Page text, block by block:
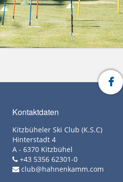
Kontaktdaten
Kitzbüheler Ski Club (K.S.C)
Hinterstadt 4
A - 6370 Kitzbühel
+43 5356 62301-0
club@hahnenkamm.com